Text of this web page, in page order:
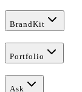
BrandKit
Portfolio
Ask